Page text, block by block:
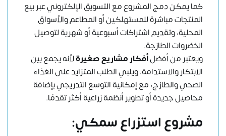
كما يمكن دمج المشروع مع التسويق الإلكتروني عبر بيع
المنتجات مباشرة للمستهلكين أو المطاعم والأسواق
المحلية، وتقديم اشتراكات أسبوعية أو شهرية لتوصيل
الخضروات الطازجة.
ويعتبر من أفضلأفكار مشاريع صغيرةلأنه يجمع بين
الابتكار والاستدامة، ويلبي الطلب المتزايد على الغذاء
الصحي والطازج، مع إمكانية التوسع التدريجي بإضافة
محاصيل جديدة أو تطوير أنظمة زراعية أكثر تقدمًا.
مشروع استزراع سمكي: